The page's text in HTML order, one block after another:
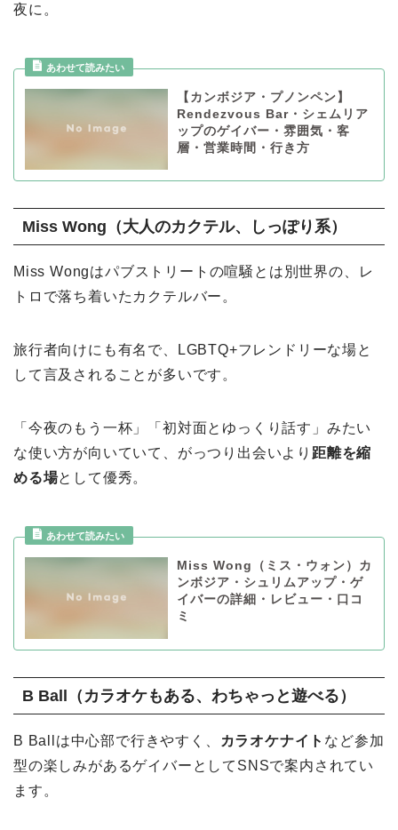
夜に。
【カンボジア・プノンペン】
Rendezvous Bar・シェムリア
ップのゲイバー・雰囲気・客
層・営業時間・行き方
Miss Wong（大人のカクテル、しっぽり系）
Miss Wongはパブストリートの喧騒とは別世界の、レ
トロで落ち着いたカクテルバー。
旅行者向けにも有名で、LGBTQ+フレンドリーな場と
して言及されることが多いです。
「今夜のもう一杯」「初対面とゆっくり話す」みたい
な使い方が向いていて、がっつり出会いより 距離を縮
める場として優秀。
Miss Wong（ミス・ウォン）カ
ンボジア・シュリムアップ・ゲ
イバーの詳細・レビュー・口コ
ミ
B Ball（カラオケもある、わちゃっと遊べる）
B Ballは中心部で行きやすく、 カラオケナイト など参加
型の楽しみがあるゲイバーとしてSNSで案内されてい
ます。